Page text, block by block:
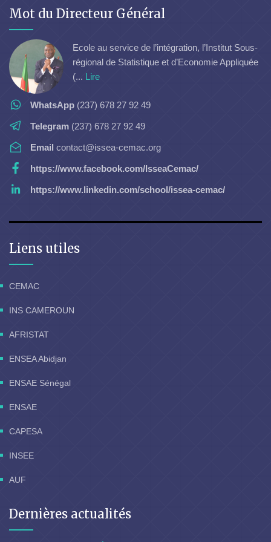
Mot du Directeur Général
Ecole au service de l’intégration, l’Institut Sous-
régional de Statistique et d’Economie Appliquée
(... Lire
WhatsApp (237) 678 27 92 49
Telegram (237) 678 27 92 49
Email contact@issea-cemac.org
https://www.facebook.com/IsseaCemac/
https://www.linkedin.com/school/issea-cemac/
Liens utiles
CEMAC
INS CAMEROUN
AFRISTAT
ENSEA Abidjan
ENSAE Sénégal
ENSAE
CAPESA
INSEE
AUF
Dernières actualités